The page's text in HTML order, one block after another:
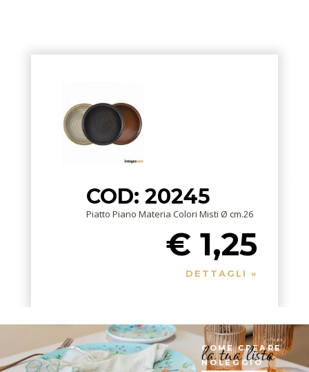
COD: 20245
Piatto Piano Materia Colori Misti Ø cm.26
€ 1,25
DETTAGLI »
COME CREARE
la tua lista
NOLEGGIO